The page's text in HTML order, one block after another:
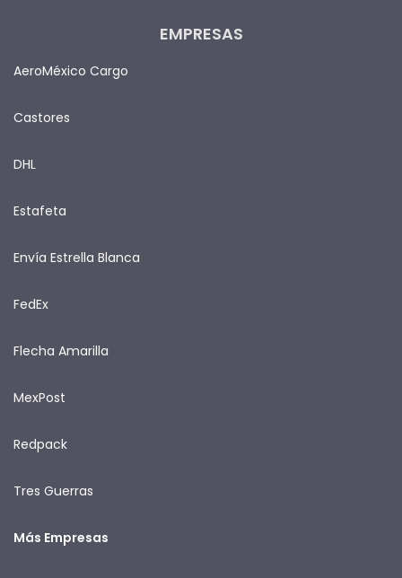
EMPRESAS
AeroMéxico Cargo
Castores
DHL
Estafeta
Envía Estrella Blanca
FedEx
Flecha Amarilla
MexPost
Redpack
Tres Guerras
Más Empresas